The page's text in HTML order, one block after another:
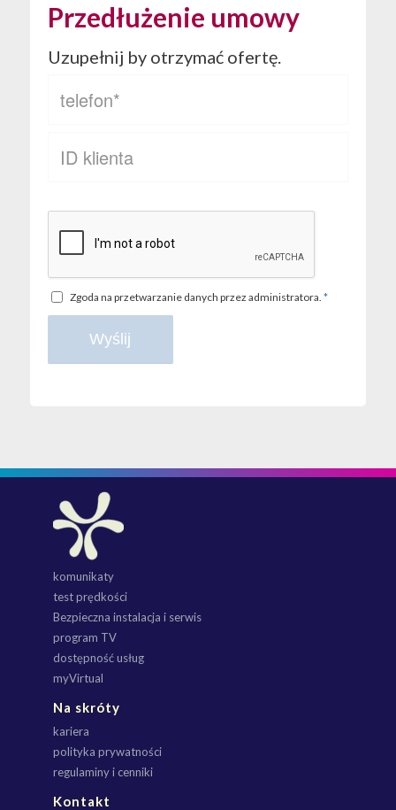
Przedłużenie umowy
Uzupełnij by otrzymać ofertę.
Zgoda na przetwarzanie danych przez administratora. *
komunikaty
test prędkości
Bezpieczna instalacja i serwis
program TV
dostępność usług
myVirtual
Na skróty
kariera
polityka prywatności
regulaminy i cenniki
Kontakt